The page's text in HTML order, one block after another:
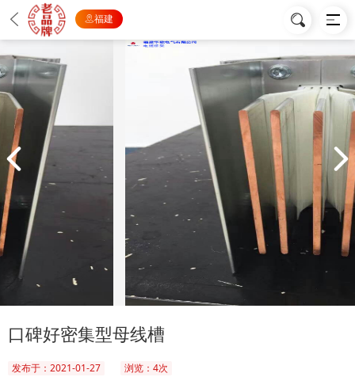
福建
口碑好密集型母线槽
发布于：2021-01-27 浏览：4次